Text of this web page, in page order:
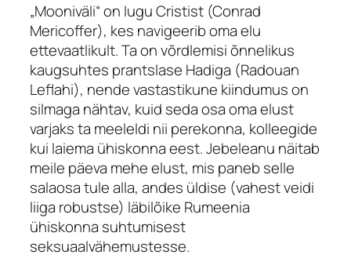
„Mooniväli“ on lugu Cristist (Conrad
Mericoffer), kes navigeerib oma elu
ettevaatlikult. Ta on võrdlemisi õnnelikus
kaugsuhtes prantslase Hadiga (Radouan
Leflahi), nende vastastikune kiindumus on
silmaga nähtav, kuid seda osa oma elust
varjaks ta meeleldi nii perekonna, kolleegide
kui laiema ühiskonna eest. Jebeleanu näitab
meile päeva mehe elust, mis paneb selle
salaosa tule alla, andes üldise (vahest veidi
liiga robustse) läbilõike Rumeenia
ühiskonna suhtumisest
seksuaalvähemustesse.